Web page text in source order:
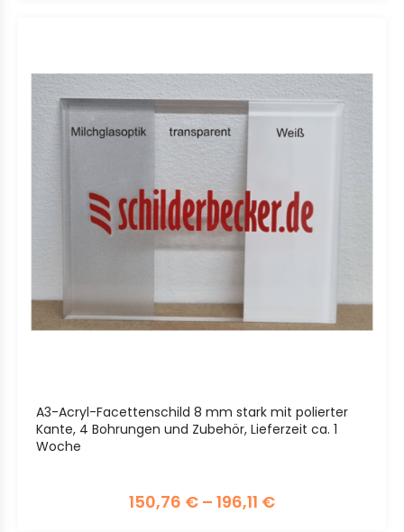
A3-Acryl-Facettenschild 8 mm stark mit polierter
Kante, 4 Bohrungen und Zubehör, Lieferzeit ca. 1
Woche
150,76 € – 196,11 €